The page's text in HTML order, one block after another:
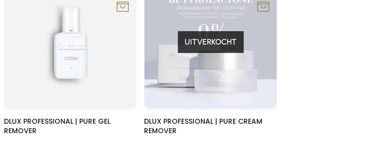
Snelle blik
DLUX PROFESSIONAL | PURE GEL
REMOVER
UITVERKOCHT
Snelle blik
DLUX PROFESSIONAL | PURE CREAM
REMOVER